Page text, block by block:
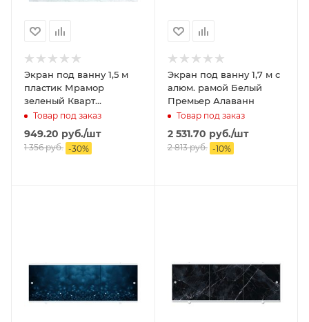
Экран под ванну 1,5 м
пластик Мрамор
зеленый Кварт
МЕТАКАМ
Товар под заказ
949.20 руб./шт
1 356руб. -30%
Экран под ванну 1,7 м с
алюм. рамой Белый
Премьер Алаванн
Товар под заказ
2 531.70 руб./шт
2 813руб. -10%